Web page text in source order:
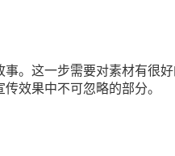
。这一步需要对素材有很
效果中不可忽略的部分。